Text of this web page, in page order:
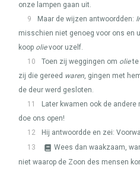
onze lampen gaan uit.
9
Maar de wijzen antwoordden:
misschien niet genoeg voor ons en
koop olievoor uzelf.
10
Toen zij weggingen om oliete
zij die gereed waren, gingen met
de deur werd gesloten.
11
Later kwamen ook de andere
doe ons open!
12
Hij antwoordde en zei:
13
Wees dan waakzaam,
niet waarop de Zoon des mensen